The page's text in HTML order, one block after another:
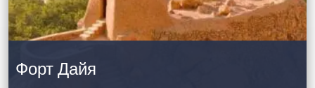
Форт Дайя